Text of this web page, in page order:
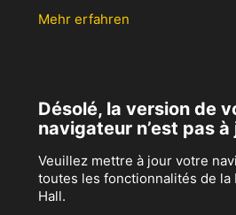
Mehr erfahren
Désolé, la version de
navigateur n’est pas à
Veuillez mettre à jour votre
toutes les fonctionnalités de la
Hall.